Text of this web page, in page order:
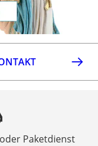
Paketdienst